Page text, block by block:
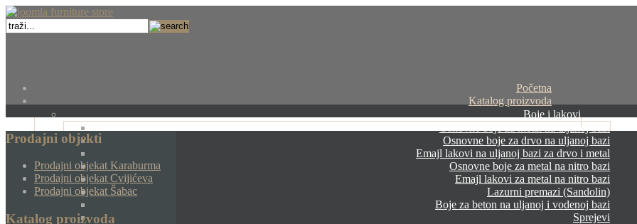
Početna
Katalog proizvoda
Boje i lakovi
Osnovne boje za metal na uljanoj bazi
Osnovne boje za drvo na uljanoj bazi
Emajl lakovi na uljanoj bazi za drvo i metal
Osnovne boje za metal na nitro bazi
Emajl lakovi za metal na nitro bazi
Lazurni premazi (Sandolin)
Boje za beton na uljanoj i vodenoj bazi
Sprejevi
Prodajni objekti
Prodajni objekat Karaburma
Prodajni objekat Cvijićeva
Prodajni objekat Šabac
Katalog proizvoda